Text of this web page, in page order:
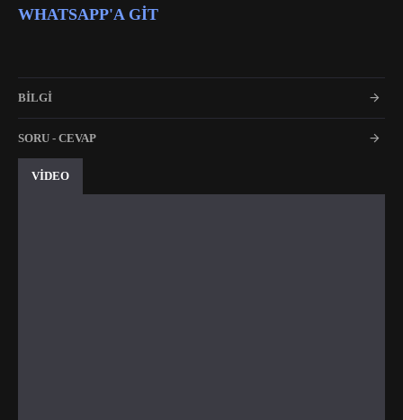
WHATSAPP'A GIT
BİLGİ
SORU - CEVAP
VİDEO